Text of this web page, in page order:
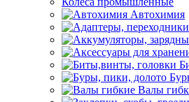
Автохимия
Валы